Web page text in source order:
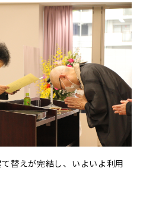
替えが完結し、いよいよ利用